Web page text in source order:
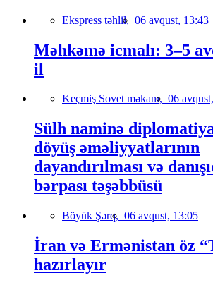
Ekspress təhlil, 06 avqust, 13:43
Məhkəmə icmalı: 3–5
il
Keçmiş Sovet məkanı, 06
Sülh naminə
döyüş əməliyyatlarının
dayandırılması və
bərpası təşəbbüsü
Böyük Şərq, 06 avqust, 13:05
İran və Ermənistan öz
hazırlayır